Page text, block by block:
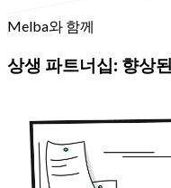
Melba와 함께
상생 파트너십: 향상